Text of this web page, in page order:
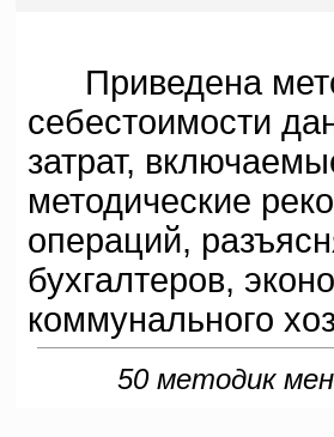
Приведена
себестоимости
затрат,
методические
операций,
бухгалтеров,
коммунального
50 методик